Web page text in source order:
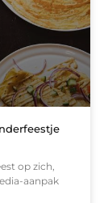
op zich,
aanpak